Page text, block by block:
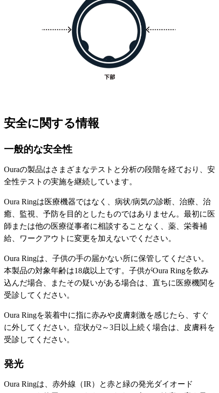
安全に関する情報
一般的な安全性
Ouraの製品はさまざまなテストと分析の段階を経ており、安
全性テストの実施を継続しています。
Oura Ringは医療機器ではなく、病状/病気の診断、治療、治
癒、監視、予防を目的としたものではありません。最初に医
師または他の医療従事者に相談することなく、薬、栄養補
給、ワークアウトに変更を加えないでください。
Oura Ringは、子供の手の届かない所に保管してください。
本製品の対象年齢は18歳以上です。子供がOura Ringを飲み
込んだ場合、またその疑いがある場合は、直ちに医療機関を
受診してください。
Oura Ringを装着中に指に赤みや皮膚刺激を感じたら、すぐ
に外してください。症状が2～3日以上続く場合は、皮膚科を
受診してください。
発光
Oura Ringは、赤外線（IR）と赤と緑の発光ダイオード